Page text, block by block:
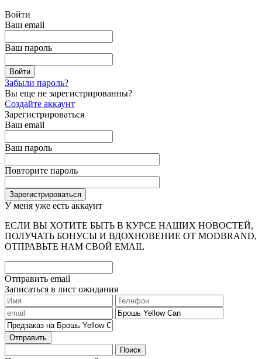
Войти
Ваш email
Ваш пароль
Забыли пароль?
Вы еще не зарегистрированны?
Создайте аккаунт
Зарегистрироваться
Ваш email
Ваш пароль
Повторите пароль
У меня уже есть аккаунт
ЕСЛИ ВЫ ХОТИТЕ БЫТЬ В КУРСЕ НАШИХ НОВОСТЕЙ,
ПОЛУЧАТЬ БОНУСЫ И ВДОХНОВЕНИЕ ОТ MODBRAND,
ОТПРАВЬТЕ НАМ СВОЙ EMAIL
Отправить email
Записаться в лист ожидания
Отправить
Поиск